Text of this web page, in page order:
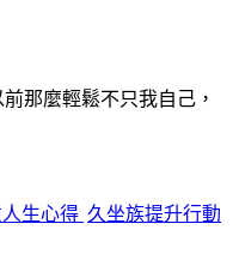
那麼輕鬆不只我自己，
生心得 久坐族提升行動